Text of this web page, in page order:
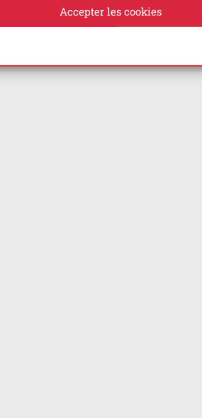
Accepter les cookies